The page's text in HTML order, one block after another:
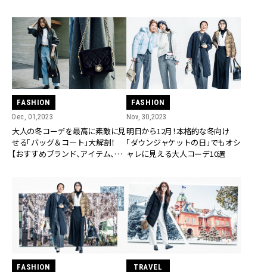
FASHION
Dec, 01,2023
大人の冬コーデを最高に素敵に見
せる「バッグ＆コート」大解剖！
【おすすめブランド、アイテム、ト
FASHION
Nov, 30,2023
明日から12月！本格的な冬向け
「ダウンジャケットの日」でもオシ
ャレに見える大人コーデ10選
FASHION TRAVEL